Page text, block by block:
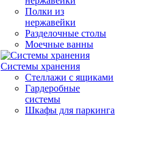
Полки из
нержавейки
Разделочные столы
Моечные ванны
Системы хранения
Стеллажи с ящиками
Гардеробные
системы
Шкафы для паркинга